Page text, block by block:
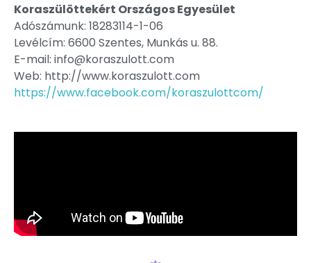
Koraszülöttekért Országos Egyesület
Adószámunk: 18283114-1-06
Levélcím: 6600 Szentes, Munkás u. 88.
E-mail: info@koraszulott.com
Web: http://www.koraszulott.com
https://www.facebook.com/koraszulottcom/